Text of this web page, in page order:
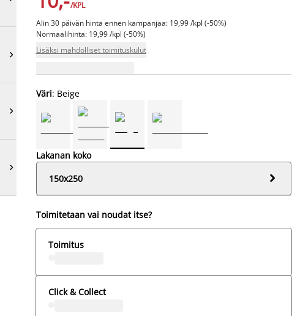



/KPL
Alin 30 päivän hinta ennen kampanjaa: 19,99 /kpl (-50%)
Normaalihinta: 19,99 /kpl (-50%)
Lisäksi mahdolliset toimituskulut
Väri: Beige
Lakanan koko
150x250

Toimitetaan vai noudat itse?
Toimitus
Click & Collect